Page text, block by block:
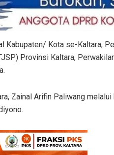
Kabupaten/ Kota se-Kaltara,
Provinsi Kaltara,
Zainal Arifin Paliwang